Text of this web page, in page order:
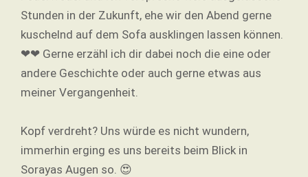
Stunden in der Zukunft, ehe wir den Abend gerne
kuschelnd auf dem Sofa ausklingen lassen können.
❤❤ Gerne erzähl ich dir dabei noch die eine oder
andere Geschichte oder auch gerne etwas aus
meiner Vergangenheit.
Kopf verdreht? Uns würde es nicht wundern,
immerhin erging es uns bereits beim Blick in
Sorayas Augen so. 😍